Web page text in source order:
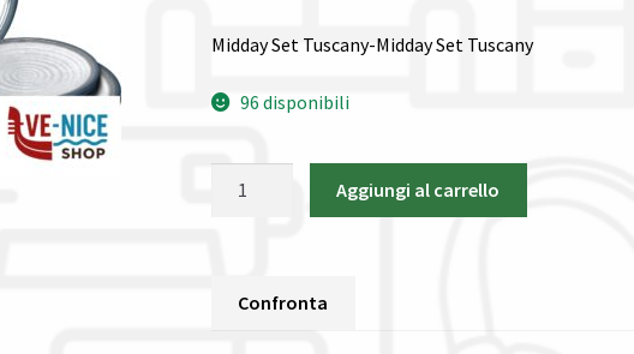
Midday Set Tuscany-Midday Set Tuscany
96 disponibili
TUSCANY
Aggiungi al carrello
Confronta